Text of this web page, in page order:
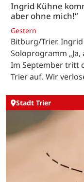
Ingrid Kühne
aber ohne mich!“
Gestern
Bitburg/Trier.
Soloprogramm
Im September tritt
Trier auf. Wir
Stadt Trier